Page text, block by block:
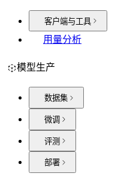
客户端与工具
用量分析
模型生产
数据集
微调
评测
部署